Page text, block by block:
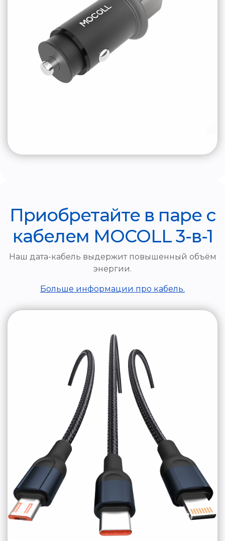
Приобретайте в паре с
кабелем MOCOLL 3-в-1
Наш дата-кабель выдержит повышенный объём
энергии.
Больше информации про кабель.